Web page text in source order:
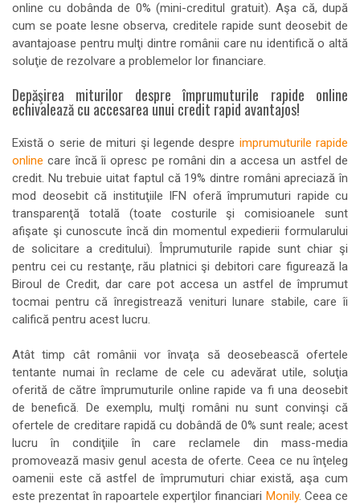
online cu dobânda de 0% (mini-creditul gratuit). Aşa că, după
cum se poate lesne observa, creditele rapide sunt deosebit de
avantajoase pentru mulţi dintre românii care nu identifică o altă
soluţie de rezolvare a problemelor lor financiare.
Depăşirea miturilor despre împrumuturile rapide online
echivalează cu accesarea unui credit rapid avantajos!
Există o serie de mituri şi legende despre imprumuturile rapide
online care încă îi opresc pe români din a accesa un astfel de
credit. Nu trebuie uitat faptul că 19% dintre români apreciază în
mod deosebit că instituţiile IFN oferă împrumuturi rapide cu
transparenţă totală (toate costurile şi comisioanele sunt
afişate şi cunoscute încă din momentul expedierii formularului
de solicitare a creditului). Împrumuturile rapide sunt chiar şi
pentru cei cu restanţe, rău platnici şi debitori care figurează la
Biroul de Credit, dar care pot accesa un astfel de împrumut
tocmai pentru că înregistrează venituri lunare stabile, care îi
califică pentru acest lucru.
Atât timp cât românii vor învaţa să deosebească ofertele
tentante numai în reclame de cele cu adevărat utile, soluţia
oferită de către împrumuturile online rapide va fi una deosebit
de benefică. De exemplu, mulţi români nu sunt convinşi că
ofertele de creditare rapidă cu dobândă de 0% sunt reale; acest
lucru în condiţiile în care reclamele din mass-media
promovează masiv genul acesta de oferte. Ceea ce nu înţeleg
oamenii este că astfel de împrumuturi chiar există, aşa cum
este prezentat în rapoartele experţilor financiari Monily. Ceea ce